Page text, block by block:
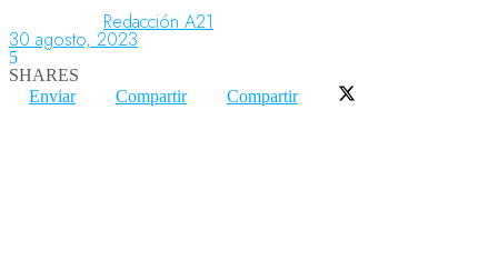
Aeronáutica
Aeropuertos
Redacción A21
30 agosto, 2023
5
SHARES
Enviar
Compartir Compartir